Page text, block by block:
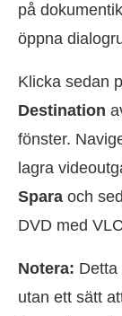
på
öppna
Klicka sedan
Destination
fönster.
lagra
Spara och
DVD med
Notera: Detta
utan ett sätt